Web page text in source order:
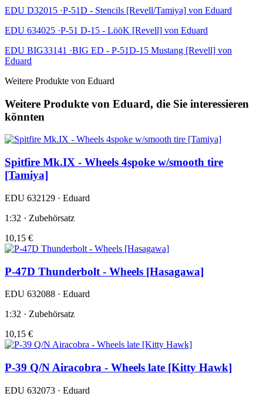
EDU D32015 ·P-51D - Stencils [Revell/Tamiya] von Eduard
EDU 634025 ·P-51 D-15 - LööK [Revell] von Eduard
EDU BIG33141 ·BIG ED - P-51D-15 Mustang [Revell] von
Eduard
Weitere Produkte von Eduard
Weitere Produkte von Eduard, die Sie interessieren
könnten
Spitfire Mk.IX - Wheels 4spoke w/smooth tire
[Tamiya]
EDU 632129 · Eduard
1:32 · Zubehörsatz
10,15 €
P-47D Thunderbolt - Wheels [Hasagawa]
EDU 632088 · Eduard
1:32 · Zubehörsatz
10,15 €
P-39 Q/N Airacobra - Wheels late [Kitty Hawk]
EDU 632073 · Eduard